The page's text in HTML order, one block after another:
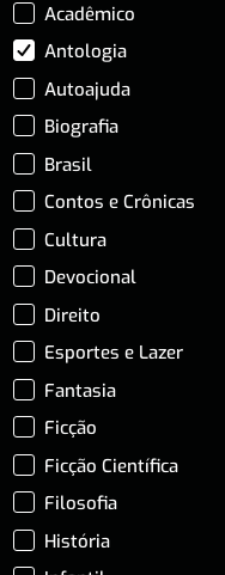
Acadêmico
Antologia
Autoajuda
Biografia
Brasil
Contos e Crônicas
Cultura
Devocional
Direito
Esportes e Lazer
Fantasia
Ficção
Ficção Científica
Filosofia
História